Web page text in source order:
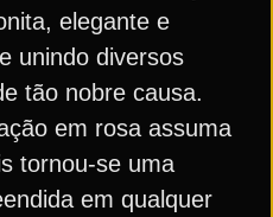
elegante e
unindo diversos
tão nobre causa.
em rosa assuma
tornou-se uma
em qualquer